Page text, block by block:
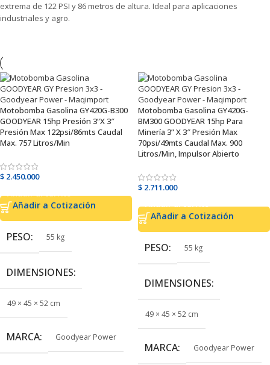
extrema de 122 PSI y 86 metros de altura. Ideal para aplicaciones
industriales y agro.
Motobomba Gasolina GY420G-B300
GOODYEAR 15hp Presión 3”X 3″
Presión Max 122psi/86mts Caudal
Max. 757 Litros/Min
$ 2.450.000
Añadir al carrito
Añadir a Cotización
PESO 55 kg
DIMENSIONES
49 × 45 × 52 cm
MARCA Goodyear Power
Motobomba Gasolina GY420G-
BM300 GOODYEAR 15hp Para
Minería 3” X 3″ Presión Max
70psi/49mts Caudal Max. 900
Litros/Min, Impulsor Abierto
$ 2.711.000
Añadir al carrito
Añadir a Cotización
PESO 55 kg
DIMENSIONES
49 × 45 × 52 cm
MARCA Goodyear Power